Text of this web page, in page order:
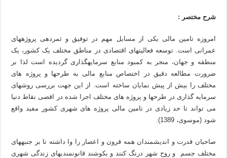
شرح مختصر :
امروزه تامین مالی یکی از مسایل مهم در توفیق و ثمردهی پروژه­های
عمرانی است. توسعه فعالیت­های اقتصادی در مناطق مختلف یک کشور، یک
منطقه و جهان، منجر به کمبود منابع سرمایه­گذاری گردیده است لذا بر
ضرورت مطالعه دقیق در اختصاص منابع مالی به طرحها و پروژه های
مختلف را بیش از پیش نمایان ساخته است. از این جهت بررسی روشهای
سرمایه گذاری در طرحها و پروژه های مختلف اجرا شده در اقصی نقاط دنیا
می تواند تا حد زیادی در تامین مالی پروژه های شهری کشور مفید واقع
شود (موسوی، 1389).
صاحبان قدرت و اندیشمندان همه قرون و اعصار را وا داشته تا بر جنبه­های
مختلف جسم و روح شهر درنگ کنند و بکوشند قانون­مندی­های زندگی شهری